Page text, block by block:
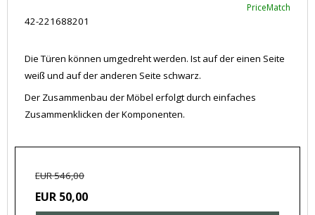
PriceMatch
42-221688201
Die Türen können umgedreht werden. Ist auf der einen Seite
weiß und auf der anderen Seite schwarz.
Der Zusammenbau der Möbel erfolgt durch einfaches
Zusammenklicken der Komponenten.
EUR 546,00
EUR 50,00